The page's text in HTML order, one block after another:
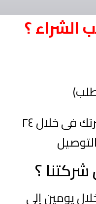
؟
سنعود الإتصال بحضرتك فى خلال ٢٤
يومين إلى